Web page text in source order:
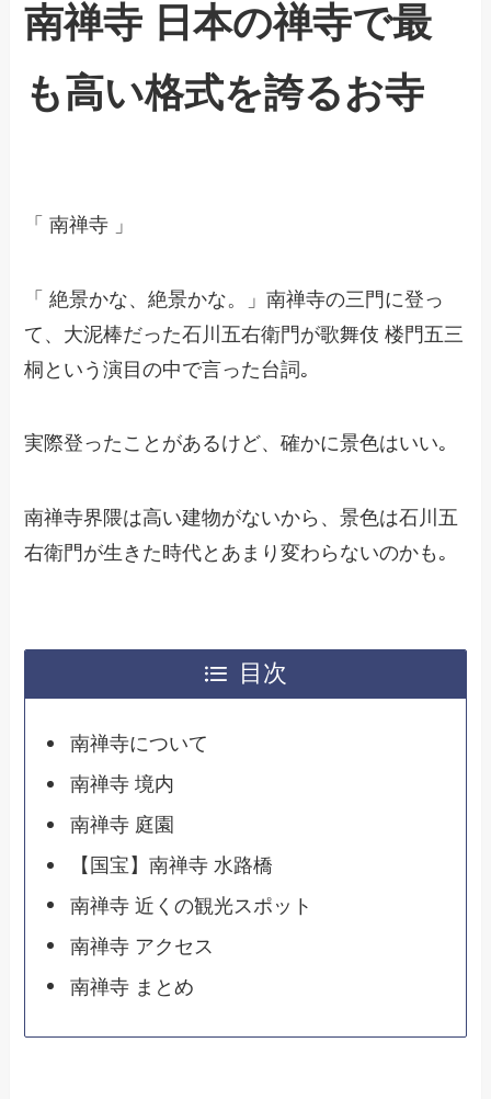
南禅寺 日本の禅寺で最
も高い格式を誇るお寺
「 南禅寺 」
「 絶景かな、絶景かな。」南禅寺の三門に登っ
て、大泥棒だった石川五右衛門が歌舞伎 楼門五三
桐という演目の中で言った台詞｡
実際登ったことがあるけど、確かに景色はいい｡
南禅寺界隈は高い建物がないから、景色は石川五
右衛門が生きた時代とあまり変わらないのかも｡
目次
南禅寺について
南禅寺 境内
南禅寺 庭園
【国宝】南禅寺 水路橋
南禅寺 近くの観光スポット
南禅寺 アクセス
南禅寺 まとめ